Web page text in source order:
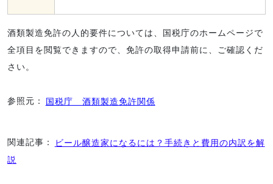
酒類製造免許の人的要件については、国税庁のホームページで
全項目を閲覧できますので、免許の取得申請前に、ご確認くだ
さい。
参照元： 国税庁 酒類製造免許関係
関連記事：
ビール醸造家になるには？手続きと費用の内訳を解
説